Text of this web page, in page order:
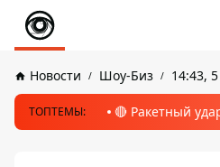
Новости Шоу-Биз 14:43,
ТОПТЕМЫ: 🔴 Ракетный